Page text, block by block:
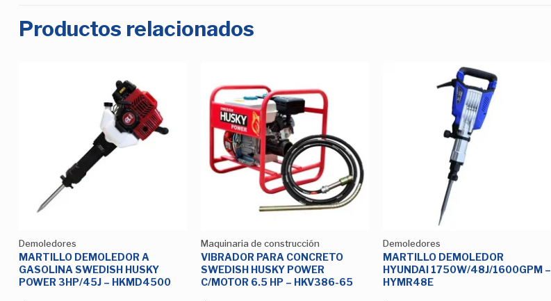
Productos relacionados
Añadir
a la
Lista de
deseos
Demoledores
MARTILLO DEMOLEDOR A
GASOLINA SWEDISH HUSKY
POWER 3HP/45J – HKMD4500
deseos
Maquinaria de construcción
VIBRADOR PARA CONCRETO
SWEDISH HUSKY POWER
C/MOTOR 6.5 HP – HKV386-65
Demoledores
MARTILLO DEMOLEDOR
HYUNDAI 1750W/48J/1600GPM –
HYMR48E